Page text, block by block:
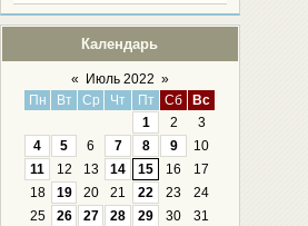
Календарь
« Июль 2022 »
Пн
Вт Ср Чт Пт Сб
Вс
1
2
3
4
5 6 7 8 9
10
11
12 13 14 15 16
17
18
19 20 21 22 23
24
25
26 27 28 29 30 31